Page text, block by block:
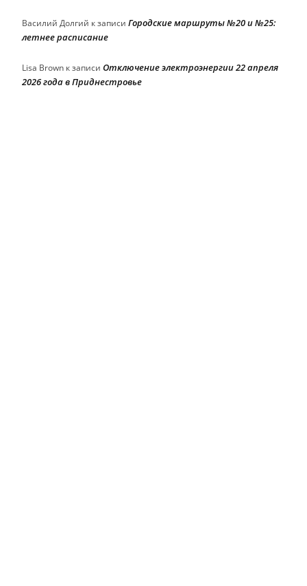
Василий Долгий к записи Городские маршруты №20 и №25:
летнее расписание
Lisa Brown к записи Отключение электроэнергии 22 апреля
2026 года в Приднестровье